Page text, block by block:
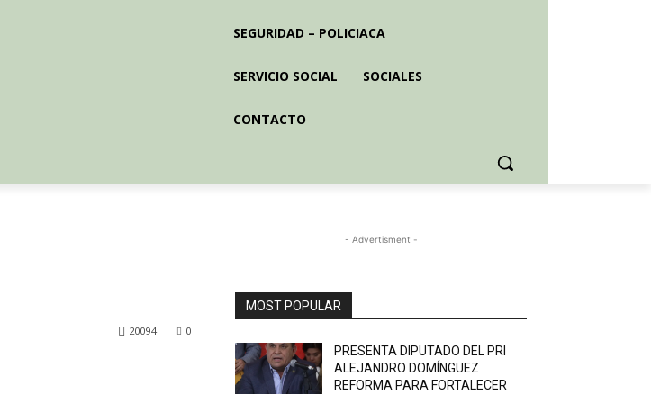
SEGURIDAD – POLICIACA
SERVICIO SOCIAL SOCIALES
CONTACTO
0
20094
- Advertisment -
MOST POPULAR
PRESENTA DIPUTADO DEL PRI
ALEJANDRO DOMÍNGUEZ
REFORMA PARA FORTALECER